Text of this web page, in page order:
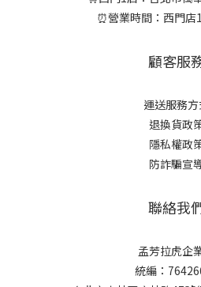
⏰營業時間：西門店
顧客服
運送服務
退換貨政
隱私權政
防詐騙宣
聯絡我
孟芳拉虎企
統編：